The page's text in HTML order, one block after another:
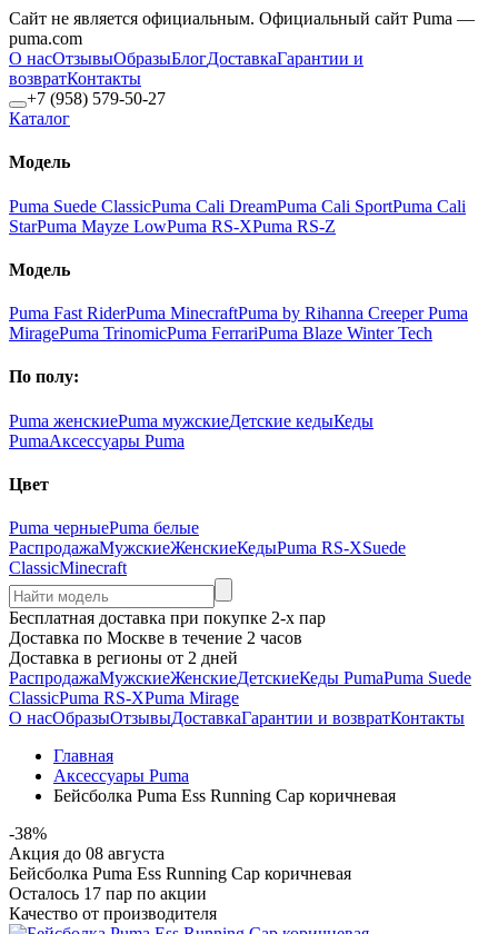
Сайт не является официальным. Официальный сайт Puma —
puma.com
О насОтзывыОбразыБлогДоставкаГарантии и
возвратКонтакты
+7 (958) 579-50-27
Каталог
Модель
Puma Suede ClassicPuma Cali DreamPuma Cali SportPuma Cali
StarPuma Mayze LowPuma RS-XPuma RS-Z
Модель
Puma Fast RiderPuma MinecraftPuma by Rihanna CreeperPuma
MiragePuma TrinomicPuma FerrariPuma Blaze Winter Tech
По полу:
Puma женскиеPuma мужскиеДетские кедыКеды
PumaАксессуары Puma
Цвет
Puma черныеPuma белые
РаспродажаМужскиеЖенскиеКедыPuma RS-XSuede
ClassicMinecraft
Бесплатная доставка при покупке 2-х пар
Доставка по Москве в течение 2 часов
Доставка в регионы от 2 дней
РаспродажаМужскиеЖенскиеДетскиеКеды PumaPuma Suede
ClassicPuma RS-XPuma Mirage
О насОбразыОтзывыДоставкаГарантии и возвратКонтакты
Главная
Аксессуары Puma
Бейсболка Puma Ess Running Cap коричневая
-38%
Акция до 08 августа
Бейсболка Puma Ess Running Cap коричневая
Осталось 17 пар по акции
Качество от производителя